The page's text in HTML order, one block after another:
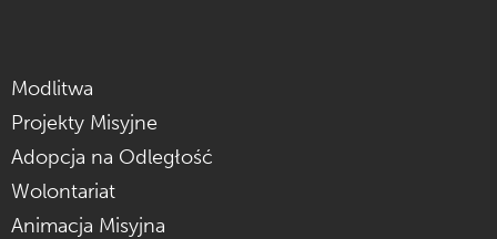
Modlitwa
Projekty Misyjne
Adopcja na Odległość
Wolontariat
Animacja Misyjna